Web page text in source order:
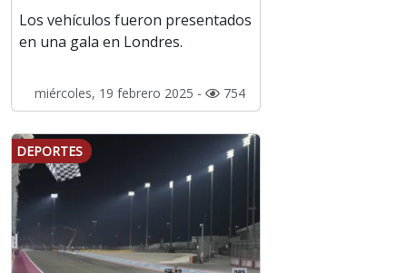
Los vehículos fueron presentados
en una gala en Londres.
miércoles, 19 febrero 2025 - 754
DEPORTES